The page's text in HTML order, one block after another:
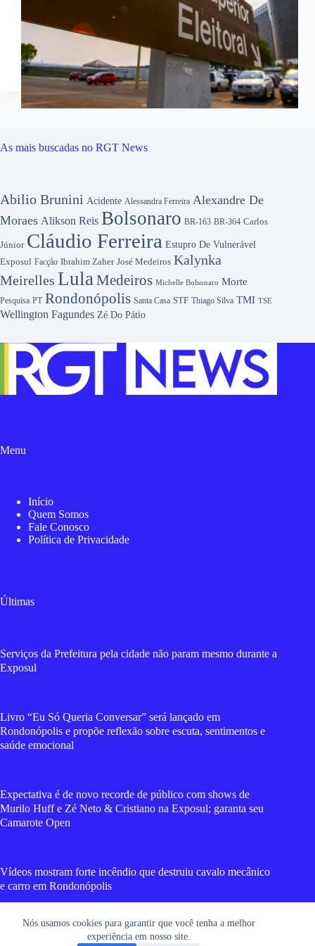
Nós usamos cookies para garantir que você tenha a melhor
experiência em nosso site.
As mais buscadas no RGT News
Abilio Brunini Acidente Alessandra Ferreira Alexandre De
Moraes Alikson Reis Bolsonaro BR-163 BR-364 Carlos
Júnior Cláudio Ferreira Estupro De Vulnerável
Exposul Facção Ibrahim Zaher José Medeiros Kalynka
Meirelles LulaMedeiros Michelle Bolsonaro Morte
Pesquisa PT Rondonópolis Santa Casa STF Thiago Silva TMI TSE
Wellington Fagundes Zé Do Pátio
Menu
Início
Quem Somos
Fale Conosco
Política de Privacidade
Últimas
Serviços da Prefeitura pela cidade não param mesmo durante a
Exposul
Livro “Eu Só Queria Conversar” será lançado em
Rondonópolis e propõe reflexão sobre escuta, sentimentos e
saúde emocional
Expectativa é de novo recorde de público com shows de
Murilo Huff e Zé Neto & Cristiano na Exposul; garanta seu
Camarote Open
Vídeos mostram forte incêndio que destruiu cavalo mecânico
e carro em Rondonópolis
Cadela morre após suposto esfaqueamento em Rondonópolis;